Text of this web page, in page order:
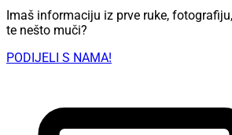
Imaš informaciju iz prve ruke,
te nešto muči?
PODIJELI S NAMA!